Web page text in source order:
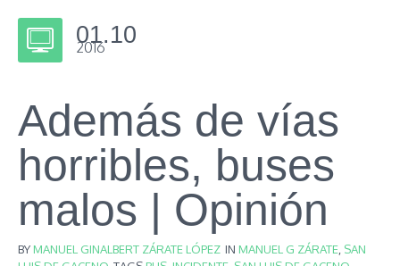
01.10
2016
Además de vías
horribles, buses
malos | Opinión
BYMANUEL GINALBERT ZÁRATE LÓPEZ IN MANUEL G ZÁRATE SAN